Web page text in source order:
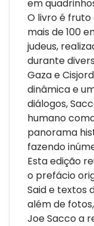
em
O livro é fruto
mais de 100
judeus,
durante
Gaza e
dinâmica e
diálogos,
humano
panorama
fazendo
Esta edição
o prefácio
Said e textos
além de
Joe Sacco a